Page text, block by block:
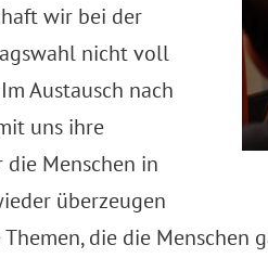
wir bei der
nicht voll
Austausch nach
uns ihre
die Menschen in
überzeugen
die die